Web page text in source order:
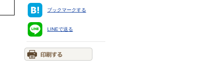
ブックマークする
LINEで送る